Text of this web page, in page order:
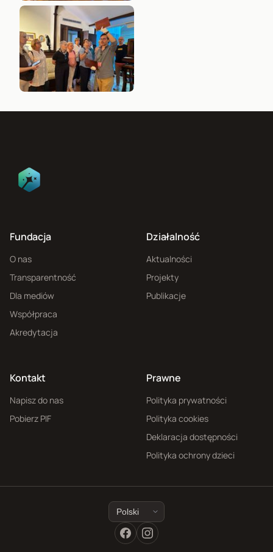
Fundacja
O nas
Transparentność
Dla mediów
Współpraca
Akredytacja
Działalność
Aktualności
Projekty
Publikacje
Kontakt
Napisz do nas
Pobierz PIF
Prawne
Polityka prywatności
Polityka cookies
Deklaracja dostępności
Polityka ochrony dzieci